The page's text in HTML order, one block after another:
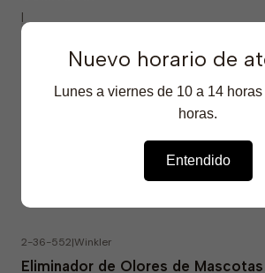
|
Productos
2-36-552|Winkler
Eliminador de Olores de
Nuevo horario de
Lunes a viernes de 10 a 14
horas.
Entendido